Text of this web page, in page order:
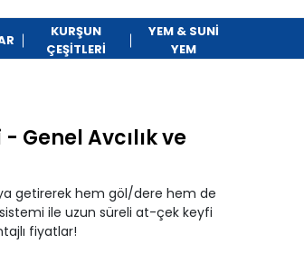
KURŞUN
ÇEŞİTLERİ
YEM & SUNİ
YEM
Genel Avcılık ve
getirerek hem göl/dere hem de
sistemi ile uzun süreli at-çek keyfi
fiyatlar!